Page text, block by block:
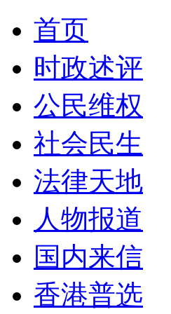
首页
时政述评
公民维权
社会民生
法律天地
人物报道
国内来信
香港普选